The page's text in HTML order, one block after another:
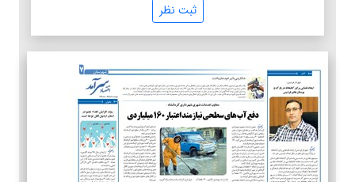
ثبت نظر